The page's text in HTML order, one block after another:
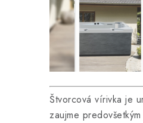
Štvorcová vírivka je
zaujme